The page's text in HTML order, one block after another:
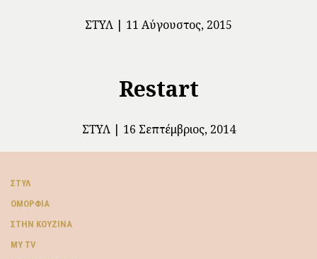
ΣΤΥΛ 11 Αύγουστος, 2015
Restart
ΣΤΥΛ 16 Σεπτέμβριος, 2014
ΣΤΥΛ
ΟΜΟΡΦΙΆ
ΣΤΗΝ ΚΟΥΖΊΝΑ
MY TV